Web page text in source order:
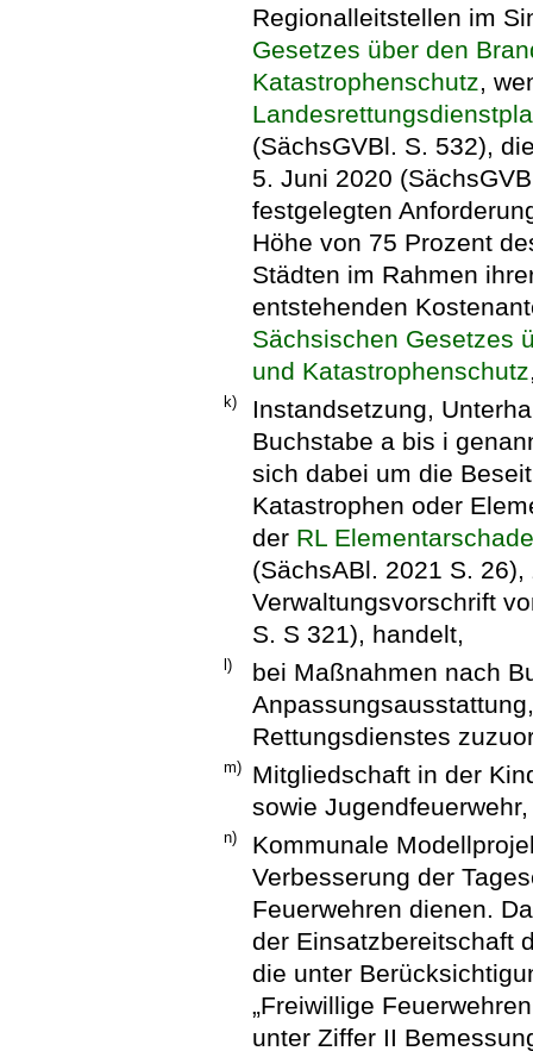
Regionalleitstellen im
Gesetzes über den
Katastrophenschutz ,
(SächsGVBl. S. 532),
5. Juni 2020
festgelegten
Höhe von 75 Prozent
Städten im Rahmen
entstehenden
Sächsischen Gesetzes
und Katastrophenschutz
k)
Instandsetzung,
Buchstabe a bis i
sich dabei um die
Katastrophen oder
der RL
(SächsABl. 2021 S.
Verwaltungsvorschrift
S. S 321), handelt,
l)
bei Maßnahmen nach
Rettungsdienstes
m)
Mitgliedschaft in der
sowie Jugendfeuerwehr,
n)
Kommunale
Verbesserung der
Feuerwehren dienen.
der Einsatzbereitschaft
die unter
„Freiwillige
unter Ziffer II